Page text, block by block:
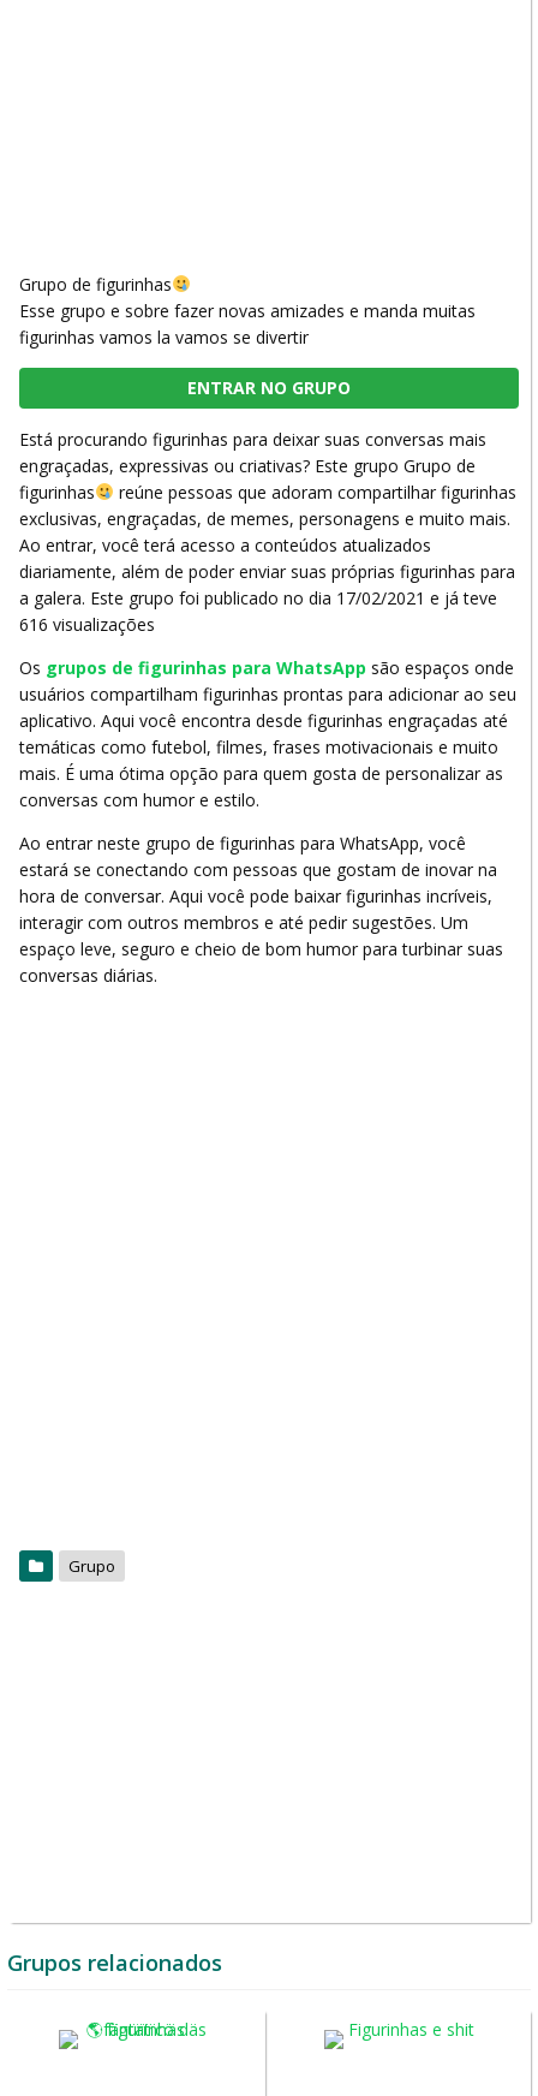
Grupo de figurinhas
Esse grupo e sobre fazer novas amizades e manda muitas
figurinhas vamos la vamos se divertir
ENTRAR NO GRUPO
Está procurando figurinhas para deixar suas conversas mais
engraçadas, expressivas ou criativas? Este grupo Grupo de
figurinhas
reúne pessoas que adoram compartilhar figurinhas
exclusivas, engraçadas, de memes, personagens e muito mais.
Ao entrar, você terá acesso a conteúdos atualizados
diariamente, além de poder enviar suas próprias figurinhas para
a galera. Este grupo foi publicado no dia 17/02/2021 e já teve
616 visualizações
Os grupos de figurinhas para WhatsApp são espaços onde
usuários compartilham figurinhas prontas para adicionar ao seu
aplicativo. Aqui você encontra desde figurinhas engraçadas até
temáticas como futebol, filmes, frases motivacionais e muito
mais. É uma ótima opção para quem gosta de personalizar as
conversas com humor e estilo.
Ao entrar neste grupo de figurinhas para WhatsApp, você
estará se conectando com pessoas que gostam de inovar na
hora de conversar. Aqui você pode baixar figurinhas incríveis,
interagir com outros membros e até pedir sugestões. Um
espaço leve, seguro e cheio de bom humor para turbinar suas
conversas diárias.
Grupo
Grupos relacionados